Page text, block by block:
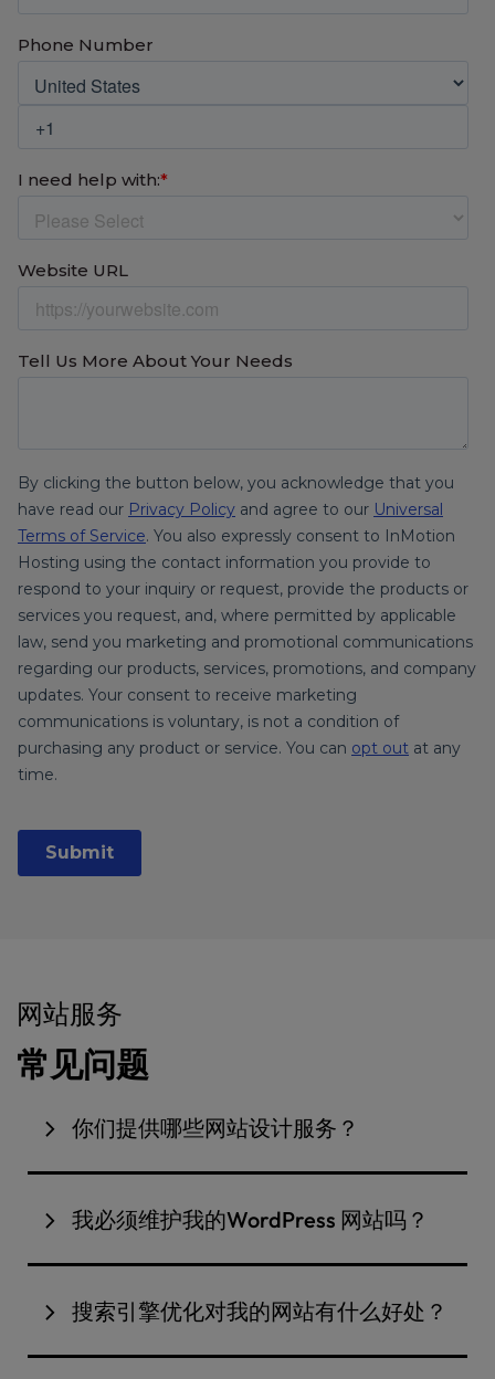
网站服务
常见问题
你们提供哪些网站设计服务？
我们提供四种类型的网站设计服务，以满足不同的目
新现代外观，并提供一份数字品牌风格指南，方便您
随时调用徽标、配色和字体以备日后使用。
我必须维护我的WordPress 网站吗？
网站上线后，您可以完全访问WordPress 控制面
供培训课程和文档，帮助您管理网站。
如果您更倾向于“无需操心”的方式，我们针对
搜索引擎优化对我的网站有什么好处？
SEO（搜索引擎优化）有助于人们在网上搜索时找到